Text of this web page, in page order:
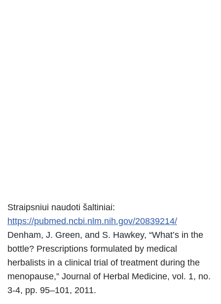
Straipsniui naudoti šaltiniai:
https://pubmed.ncbi.nlm.nih.gov/20839214/
Denham, J. Green, and S. Hawkey, “What’s in the
bottle? Prescriptions formulated by medical
herbalists in a clinical trial of treatment during the
menopause,” Journal of Herbal Medicine, vol. 1, no.
3-4, pp. 95–101, 2011.